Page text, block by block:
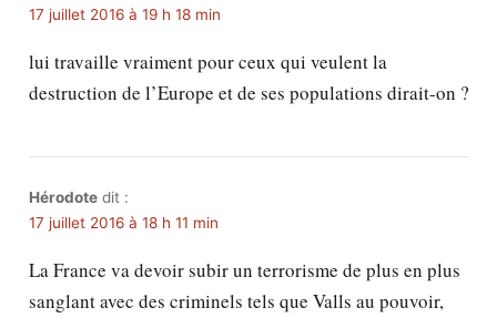
17 juillet 2016 à 19 h 18 min
lui travaille vraiment pour ceux qui veulent la
destruction de l’Europe et de ses populations dirait-on ?
Hérodote dit :
17 juillet 2016 à 18 h 11 min
La France va devoir subir un terrorisme de plus en plus
sanglant avec des criminels tels que Valls au pouvoir,